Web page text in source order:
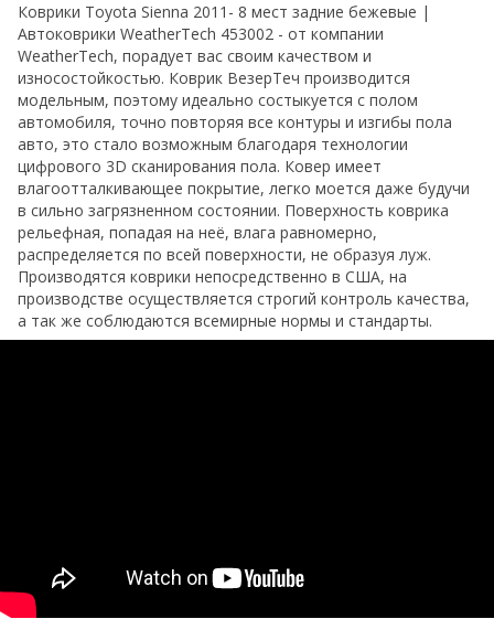
Коврики Toyota Sienna 2011- 8 мест задние бежевые |
Автоковрики WeatherTech 453002 - от компании
WeatherTech, порадует вас своим качеством и
износостойкостью. Коврик ВезерТеч производится
модельным, поэтому идеально состыкуется с полом
автомобиля, точно повторяя все контуры и изгибы пола
авто, это стало возможным благодаря технологии
цифрового 3D сканирования пола. Ковер имеет
влагоотталкивающее покрытие, легко моется даже будучи
в сильно загрязненном состоянии. Поверхность коврика
рельефная, попадая на неё, влага равномерно,
распределяется по всей поверхности, не образуя луж.
Производятся коврики непосредственно в США, на
производстве осуществляется строгий контроль качества,
а так же соблюдаются всемирные нормы и стандарты.